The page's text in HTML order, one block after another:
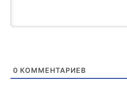
0 КОММЕНТАРИЕВ